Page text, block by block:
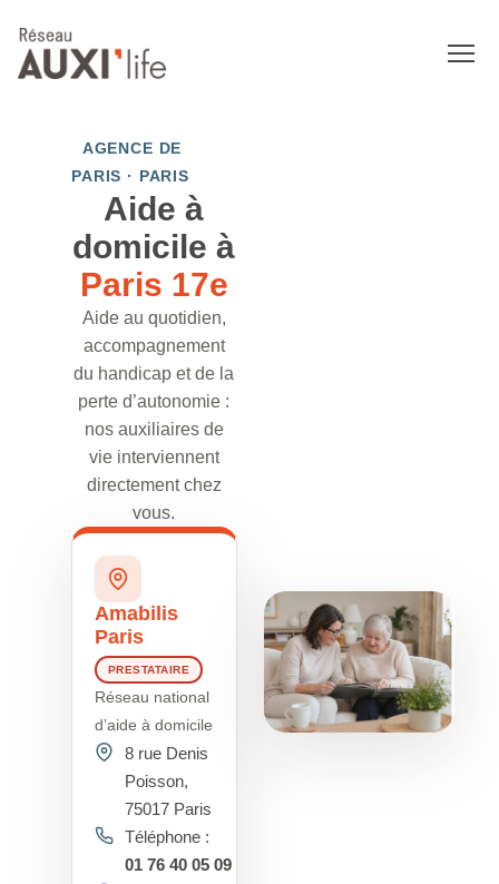
AGENCE DE
PARIS · PARIS
Aide à
domicile à
Paris 17e
Aide au quotidien,
accompagnement
du handicap et de la
perte d’autonomie :
nos auxiliaires de
vie interviennent
directement chez
vous.
Amabilis
Paris
PRESTATAIRE
Réseau national
d’aide à domicile
8 rue Denis
Poisson,
75017 Paris
Téléphone :
01 76 40 05 09